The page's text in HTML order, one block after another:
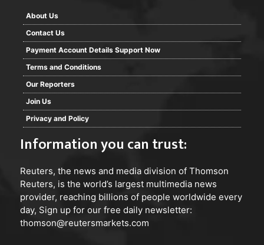
About Us
Contact Us
Payment Account Details Support Now
Terms and Conditions
Our Reporters
Join Us
Privacy and Policy
Information you can trust:
Reuters, the news and media division of Thomson
Reuters, is the world’s largest multimedia news
provider, reaching billions of people worldwide every
day, Sign up for our free daily newsletter:
thomson@reutersmarkets.com